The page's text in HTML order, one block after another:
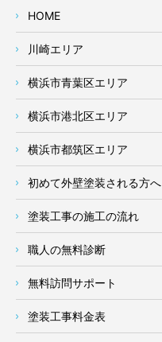
HOME
川崎エリア
横浜市青葉区エリア
横浜市港北区エリア
横浜市都筑区エリア
初めて外壁塗装される方へ
塗装工事の施工の流れ
職人の無料診断
無料訪問サポート
塗装工事料金表